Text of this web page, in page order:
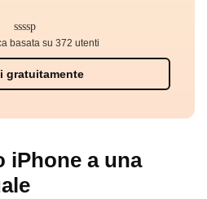
gratuitamente
basata su 372 utenti
iPhone a una